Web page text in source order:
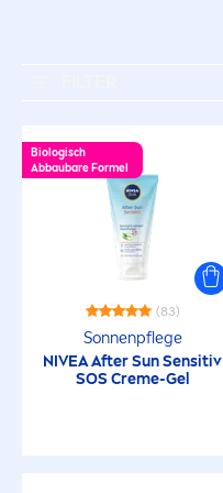
Biologisch
Abbaubare Formel
(83)
Sonnenpflege
NIVEAAfterSunSensitiv
SOS Creme-Gel